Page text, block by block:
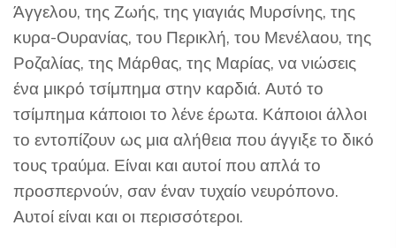
Άγγελου, της Ζωής, της γιαγιάς Μυρσίνης, της
κυρα-Ουρανίας, του Περικλή, του Μενέλαου, της
Ροζαλίας, της Μάρθας, της Μαρίας, να νιώσεις
ένα μικρό τσίμπημα στην καρδιά. Αυτό το
τσίμπημα κάποιοι το λένε έρωτα. Κάποιοι άλλοι
το εντοπίζουν ως μια αλήθεια που άγγιξε το δικό
τους τραύμα. Είναι και αυτοί που απλά το
προσπερνούν, σαν έναν τυχαίο νευρόπονο.
Αυτοί είναι και οι περισσότεροι.